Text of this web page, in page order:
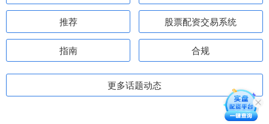
推荐 股票配资交易系统
指南 合规
更多话题动态